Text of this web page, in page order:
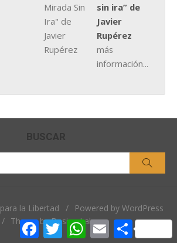
sin ira” de
Javier
Rupérez
más
información...
BUSCAR
la Libertad /
Powered by WordPress
/ Theme by Design Lab
Facebook
TwitterWhatsApp
EmailCompartir